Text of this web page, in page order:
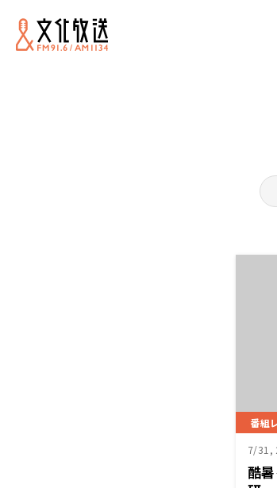
番組
7/31,
酷